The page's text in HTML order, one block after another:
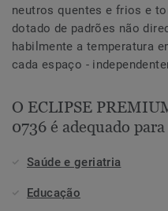
neutros quentes e frios e
dotado de padrões não
habilmente a temperatura
cada espaço -
O ECLIPSE
0736 é adequado
Saúde e geriatria
Educação